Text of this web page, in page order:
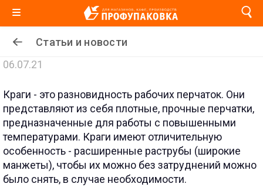
Статьи и новости
06.07.21
Краги - это разновидность рабочих перчаток. Они
представляют из себя плотные, прочные перчатки,
предназначенные для работы с повышенными
температурами. Краги имеют отличительную
особенность - расширенные раструбы (широкие
манжеты), чтобы их можно без затруднений можно
было снять, в случае необходимости.